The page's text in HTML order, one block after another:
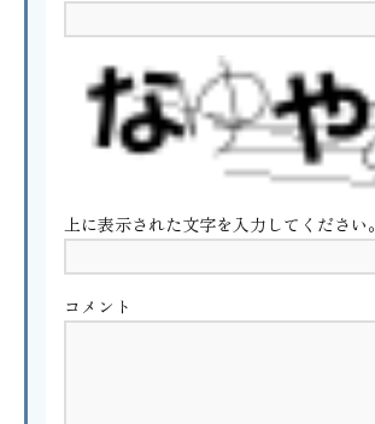
上に表示された文字を入力してください。
コメント